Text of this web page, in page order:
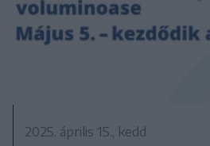
2025. április 15., kedd